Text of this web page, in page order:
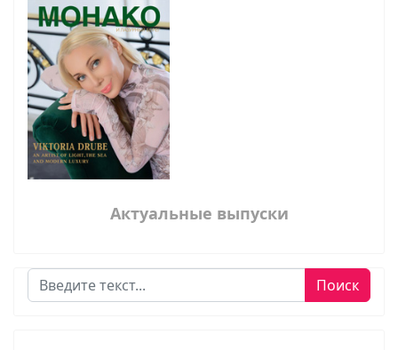
Актуальные выпуски
Поиск Поиск